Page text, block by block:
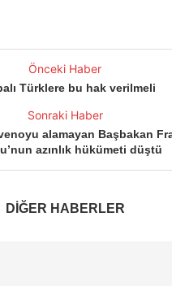
Önceki Haber
Türklere bu hak verilmeli
Sonraki Haber
alamayan Başbakan
azınlık hükümeti düştü
DİĞER HABERLER